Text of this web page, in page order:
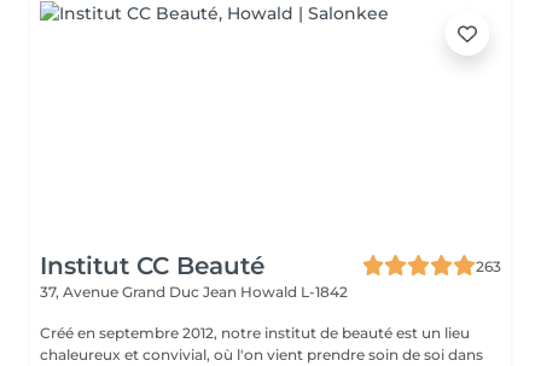
Institut CC Beauté
263
37, Avenue Grand Duc Jean Howald L-1842
Créé en septembre 2012, notre institut de beauté est un lieu
chaleureux et convivial, où l'on vient prendre soin de soi dans